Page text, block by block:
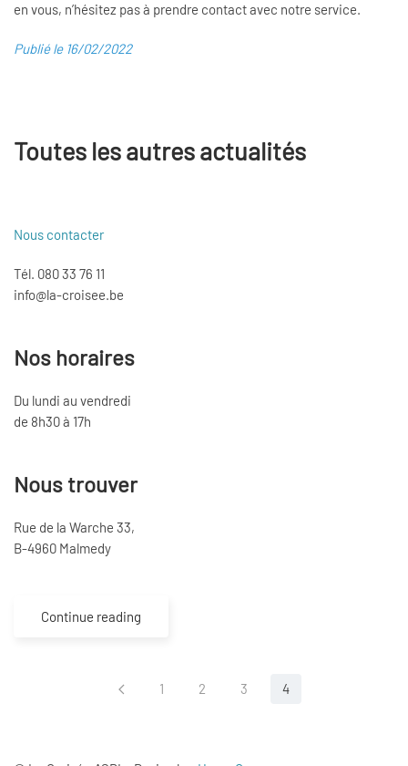
en vous, n’hésitez pas à prendre contact avec notre service.
Publié le 16/02/2022
Toutes les autres actualités
Nous contacter
Tél. 080 33 76 11
info@la-croisee.be
Nos horaires
Du lundi au vendredi
de 8h30 à 17h
Nous trouver
Rue de la Warche 33,
B-4960 Malmedy
Continue reading
1 2 3 4